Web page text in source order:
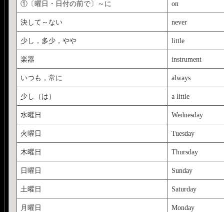
①〔曜日・日付の前で〕～に on
決して～ない never
少し，多少，やや little
楽器 instrument
いつも，常に always
少し（は） a little
水曜日 Wednesday
火曜日 Tuesday
木曜日 Thursday
日曜日 Sunday
土曜日 Saturday
月曜日 Monday